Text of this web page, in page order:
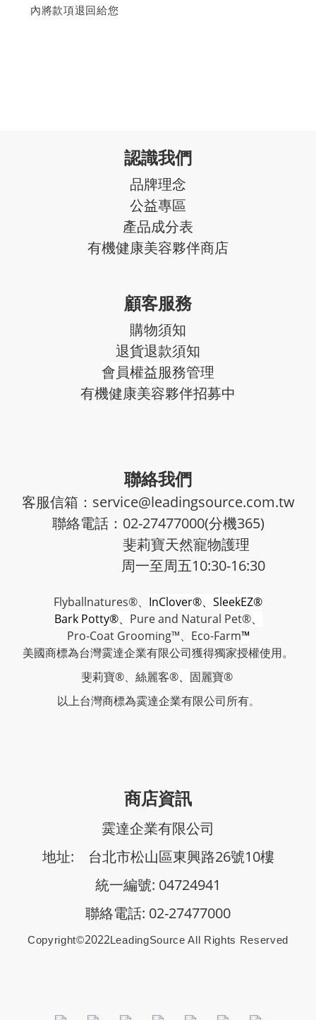
內將款項退回給您
認識我們
品牌理念
公益專區
產品成分表
有機健康美容夥伴商店
顧客服務
購物須知
退貨退款須知
會員權益服務管理
有機健康美容夥伴招募中
聯絡我們
客服信箱：service@leadingsource.com.tw
聯絡電話：02-27477000(分機365)
斐莉寶天然寵物護理
周一至周五10:30-16:30
Flyballnatures®、 InClover®、SleekEZ®
Bark Potty®、 Pure and Natural Pet®、
Pro-Coat Grooming™、 Eco-Farm™
美國商標為台灣霙達企業有限公司獲得獨家授權使用。
斐莉寶®、絲麗客®、 固麗寶®
以上台灣商標為霙達企業有限公司所有。
商店資訊
霙達企業有限公司
地址: 台北市松山區東興路26號10樓
統一編號: 04724941
聯絡電話: 02-27477000
Copyright©2022LeAdingSource All Rights Reserved